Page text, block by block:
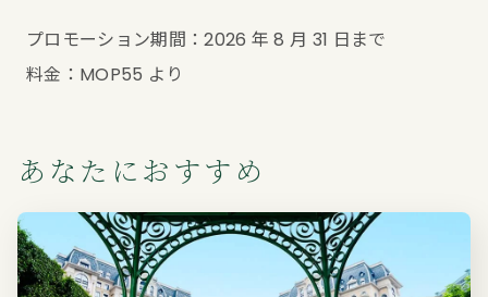
プロモーション期間：2026 年 8 月 31 日まで
料金：MOP55 より
あなたにおすすめ